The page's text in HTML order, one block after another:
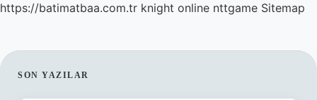
https://batimatbaa.com.tr knight online nttgame Sitemap
SIDEBAR
SON YAZILAR